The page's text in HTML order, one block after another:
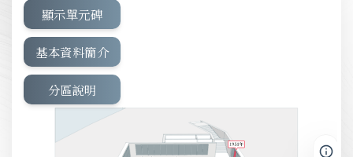
顯示單元碑
基本資料簡介
分區說明